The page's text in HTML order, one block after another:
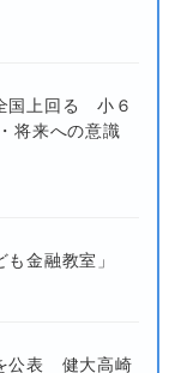
国上回る 小６
将来への意識
金融教室」
公表 健大高崎